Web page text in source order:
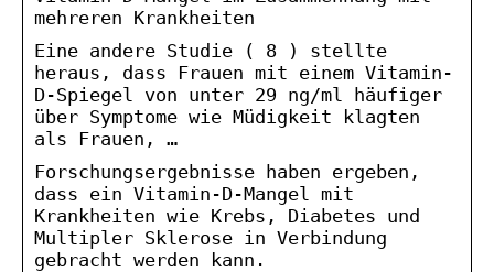
mehreren Krankheiten
Eine andere Studie ( 8 ) stellte
heraus, dass Frauen mit einem Vitamin-
D-Spiegel von unter 29 ng/ml häufiger
über Symptome wie Müdigkeit klagten
als Frauen, …
Forschungsergebnisse haben ergeben,
dass ein Vitamin-D-Mangel mit
Krankheiten wie Krebs, Diabetes und
Multipler Sklerose in Verbindung
gebracht werden kann.